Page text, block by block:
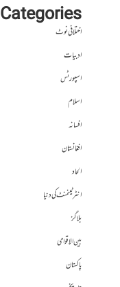
Categories
اختلافی نوٹ
ادبیات
اسپورٹس
اسلام
افسانہ
افغانستان
الحاد
انٹرٹینمنٹ کی دنیا
بلاگز
بین الاقوامی
پاکستان